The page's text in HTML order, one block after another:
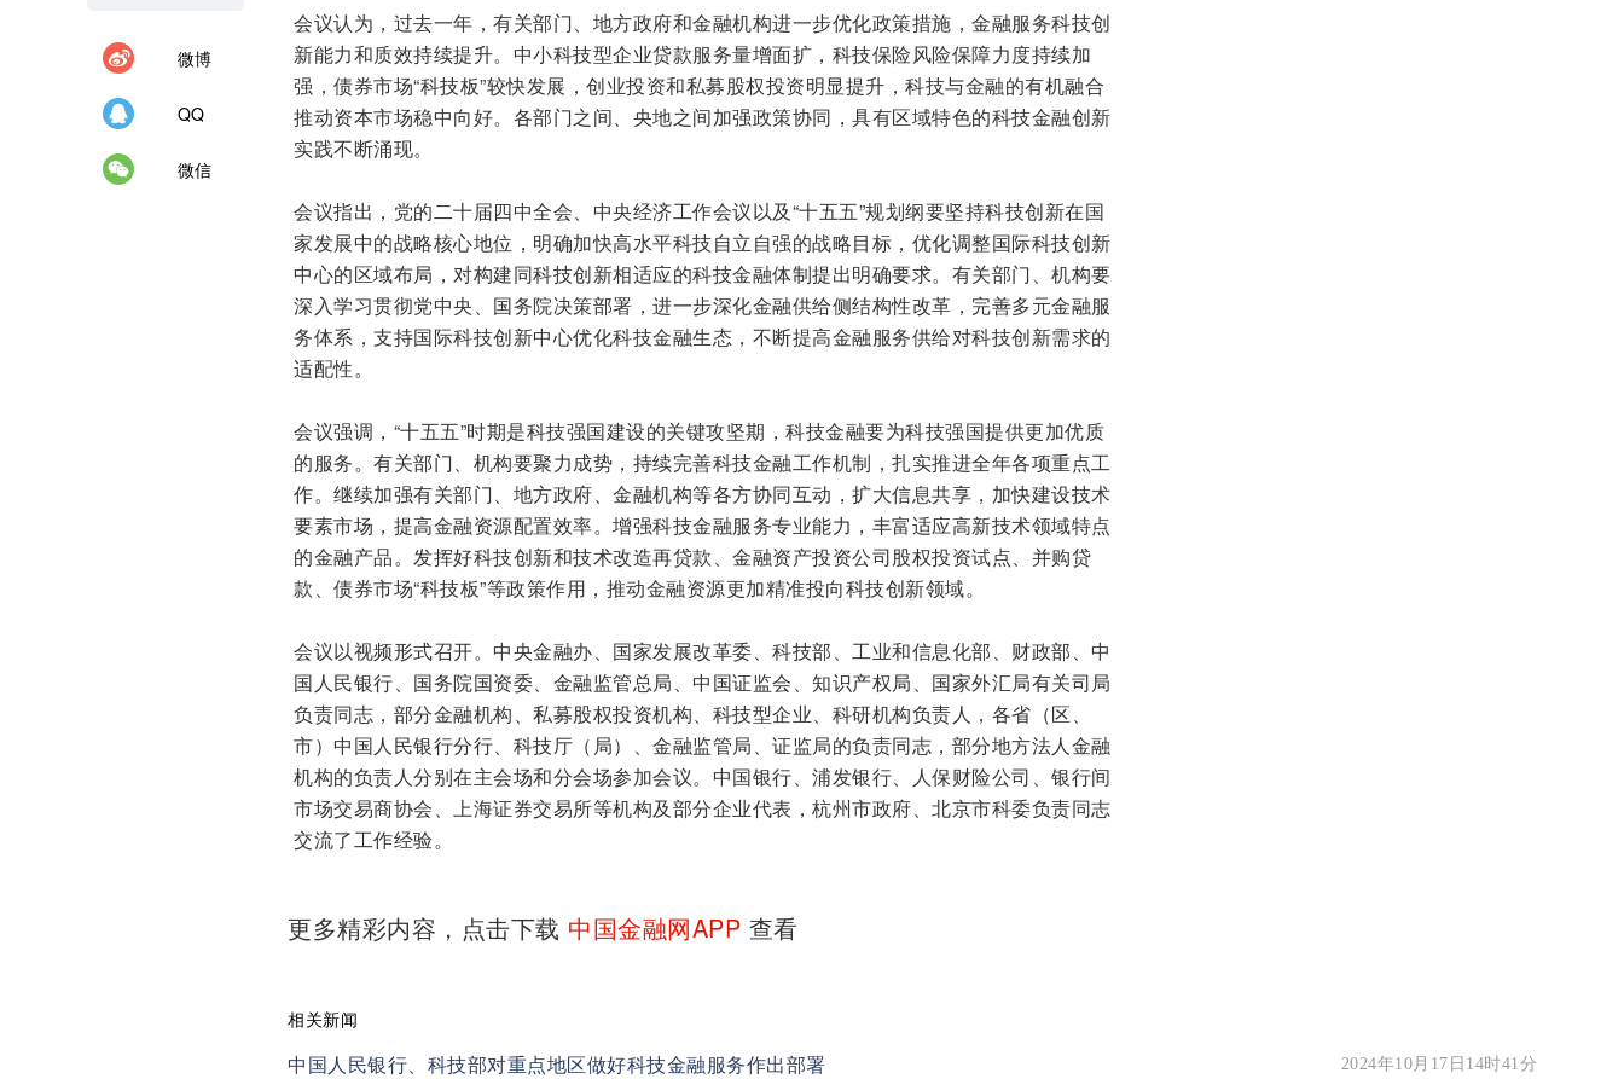
微博
QQ
微信
会议认为，过去一年，有关部门、地方政府和金融机构进一步优化政策措施，金融服务科技创
新能力和质效持续提升。中小科技型企业贷款服务量增面扩，科技保险风险保障力度持续加
强，债券市场“科技板”较快发展，创业投资和私募股权投资明显提升，科技与金融的有机融合
推动资本市场稳中向好。各部门之间、央地之间加强政策协同，具有区域特色的科技金融创新
实践不断涌现。
会议指出，党的二十届四中全会、中央经济工作会议以及“十五五”规划纲要坚持科技创新在国
家发展中的战略核心地位，明确加快高水平科技自立自强的战略目标，优化调整国际科技创新
中心的区域布局，对构建同科技创新相适应的科技金融体制提出明确要求。有关部门、机构要
深入学习贯彻党中央、国务院决策部署，进一步深化金融供给侧结构性改革，完善多元金融服
务体系，支持国际科技创新中心优化科技金融生态，不断提高金融服务供给对科技创新需求的
适配性。
会议强调，“十五五”时期是科技强国建设的关键攻坚期，科技金融要为科技强国提供更加优质
的服务。有关部门、机构要聚力成势，持续完善科技金融工作机制，扎实推进全年各项重点工
作。继续加强有关部门、地方政府、金融机构等各方协同互动，扩大信息共享，加快建设技术
要素市场，提高金融资源配置效率。增强科技金融服务专业能力，丰富适应高新技术领域特点
的金融产品。发挥好科技创新和技术改造再贷款、金融资产投资公司股权投资试点、并购贷
款、债券市场“科技板”等政策作用，推动金融资源更加精准投向科技创新领域。
会议以视频形式召开。中央金融办、国家发展改革委、科技部、工业和信息化部、财政部、中
国人民银行、国务院国资委、金融监管总局、中国证监会、知识产权局、国家外汇局有关司局
负责同志，部分金融机构、私募股权投资机构、科技型企业、科研机构负责人，各省（区、
市）中国人民银行分行、科技厅（局）、金融监管局、证监局的负责同志，部分地方法人金融
机构的负责人分别在主会场和分会场参加会议。中国银行、浦发银行、人保财险公司、银行间
市场交易商协会、上海证券交易所等机构及部分企业代表，杭州市政府、北京市科委负责同志
交流了工作经验。
更多精彩内容，点击下载 中国金融网APP 查看
相关新闻
中国人民银行、科技部对重点地区做好科技金融服务作出部署 2024年10月17日14时41分